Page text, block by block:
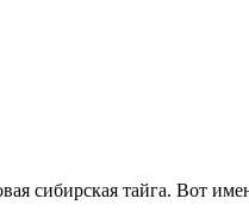
сибирская тайга. Вот